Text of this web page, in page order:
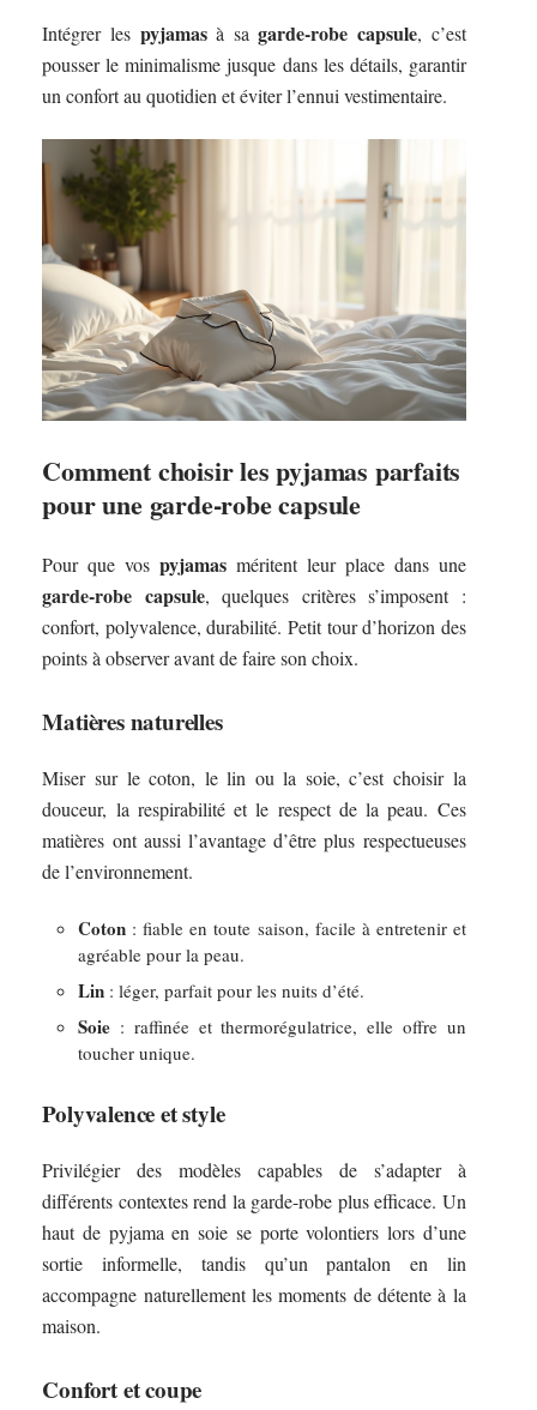
Intégrer les pyjamasà sagarde-robe capsule, c’est
pousser le minimalisme jusque dans les détails, garantir
un confort au quotidien et éviter l’ennui vestimentaire.
Comment choisir les pyjamas parfaits
pour une garde-robe capsule
Pour que vospyjamas méritent leur place dans une
garde-robe capsule, quelques critères s’imposent :
confort, polyvalence, durabilité. Petit tour d’horizon des
points à observer avant de faire son choix.
Matières naturelles
Miser sur le coton, le lin ou la soie, c’est choisir la
douceur, la respirabilité et le respect de la peau. Ces
matières ont aussi l’avantage d’être plus respectueuses
de l’environnement.
Coton : fiable en toute saison, facile à entretenir et
agréable pour la peau.
Lin : léger, parfait pour les nuits d’été.
Soie : raffinée et thermorégulatrice, elle offre un
toucher unique.
Polyvalence et style
Privilégier des modèles capables de s’adapter à
différents contextes rend la garde-robe plus efficace. Un
haut de pyjama en soie se porte volontiers lors d’une
sortie informelle, tandis qu’un pantalon en lin
accompagne naturellement les moments de détente à la
maison.
Confort et coupe